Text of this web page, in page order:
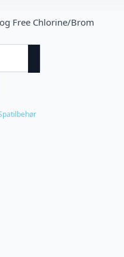
Free Chlorine/Brom